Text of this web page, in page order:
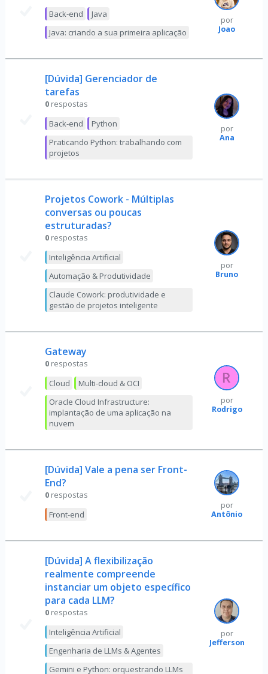
Back-end
Java
Java: criando a sua primeira aplicação
por
Joao
[Dúvida] Gerenciador de
tarefas
0 respostas
Back-end
Python
Praticando Python: trabalhando com
projetos
por
Ana
Projetos Cowork - Múltiplas
conversas ou poucas
estruturadas?
0 respostas
Inteligência Artificial
Automação & Produtividade
Claude Cowork: produtividade e
gestão de projetos inteligente
por
Bruno
Gateway
0 respostas
Cloud
Multi-cloud & OCI
Oracle Cloud Infrastructure:
implantação de uma aplicação na
nuvem
por
Rodrigo
[Dúvida] Vale a pena ser Front-
End?
0 respostas
Front-end
por
Antônio
[Dúvida] A flexibilização
realmente compreende
instanciar um objeto específico
para cada LLM?
0 respostas
Inteligência Artificial
Engenharia de LLMs & Agentes
Gemini e Python: orquestrando LLMs
por
Jefferson